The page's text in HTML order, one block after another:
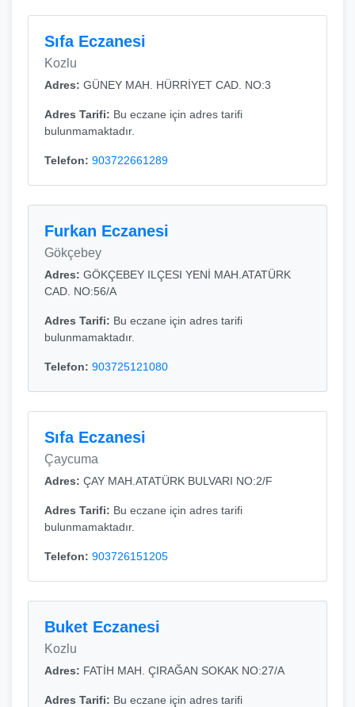
Sıfa Eczanesi
Kozlu
Adres: GÜNEY MAH. HÜRRİYET CAD. NO:3
Adres Tarifi: Bu eczane için adres tarifi
bulunmamaktadır.
Telefon: 903722661289
Furkan Eczanesi
Gökçebey
Adres: GÖKÇEBEY ILÇESI YENİ MAH.ATATÜRK
CAD. NO:56/A
Adres Tarifi: Bu eczane için adres tarifi
bulunmamaktadır.
Telefon: 903725121080
Sıfa Eczanesi
Çaycuma
Adres: ÇAY MAH.ATATÜRK BULVARI NO:2/F
Adres Tarifi: Bu eczane için adres tarifi
bulunmamaktadır.
Telefon: 903726151205
Buket Eczanesi
Kozlu
Adres: FATİH MAH. ÇIRAĞAN SOKAK NO:27/A
Adres Tarifi: Bu eczane için adres tarifi